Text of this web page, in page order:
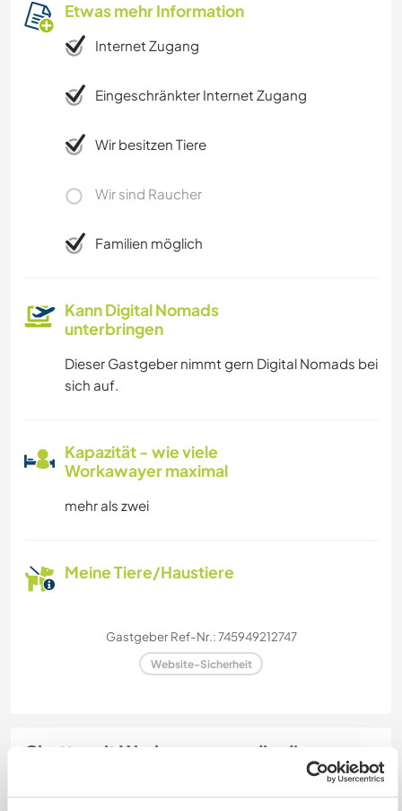
Etwas mehr Information
Internet Zugang
Eingeschränkter Internet Zugang
Wir besitzen Tiere
Wir sind Raucher
Familien möglich
Kann Digital Nomads
unterbringen
Dieser Gastgeber nimmt gern Digital Nomads bei
sich auf.
Kapazität - wie viele
Workawayer maximal
mehr als zwei
Meine Tiere/Haustiere
Gastgeber Ref-Nr.: 745949212747
Website-Sicherheit
Chatte mit Workawayern, die diesen